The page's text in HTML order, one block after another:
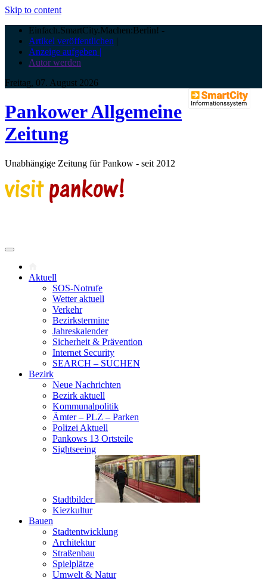
Skip to content
Einfach.SmartCity.Machen:Berlin! -
Artikel veröffentlichen |
Anzeige aufgeben |
Autor werden
Freitag, 07. August 2026
Pankower Allgemeine
Zeitung
Unabhängige Zeitung für Pankow - seit 2012
Aktuell
SOS-Notrufe
Wetter aktuell
Verkehr
Bezirkstermine
Jahreskalender
Sicherheit & Prävention
Internet Security
SEARCH – SUCHEN
Bezirk
Neue Nachrichten
Bezirk aktuell
Kommunalpolitik
Ämter – PLZ – Parken
Polizei Aktuell
Pankows 13 Ortsteile
Sightseeing
Stadtbilder
Kiezkultur
Bauen
Stadtentwicklung
Architektur
Straßenbau
Spielplätze
Umwelt & Natur